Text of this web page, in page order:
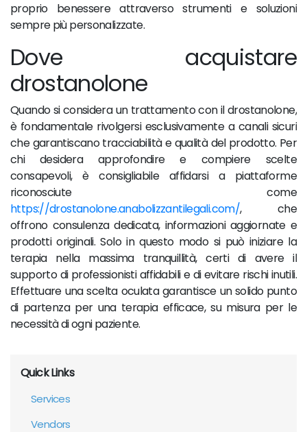
proprio benessere attraverso strumenti e soluzioni
sempre più personalizzate.
Dove acquistare
drostanolone
Quando si considera un trattamento con il drostanolone,
è fondamentale rivolgersi esclusivamente a canali sicuri
che garantiscano tracciabilità e qualità del prodotto. Per
chi desidera approfondire e compiere scelte
consapevoli, è consigliabile affidarsi a piattaforme
riconosciute come
https://drostanolone.anabolizzantilegali.com/, che
offrono consulenza dedicata, informazioni aggiornate e
prodotti originali. Solo in questo modo si può iniziare la
terapia nella massima tranquillità, certi di avere il
supporto di professionisti affidabili e di evitare rischi inutili.
Effettuare una scelta oculata garantisce un solido punto
di partenza per una terapia efficace, su misura per le
necessità di ogni paziente.
Quick Links
Services
Vendors